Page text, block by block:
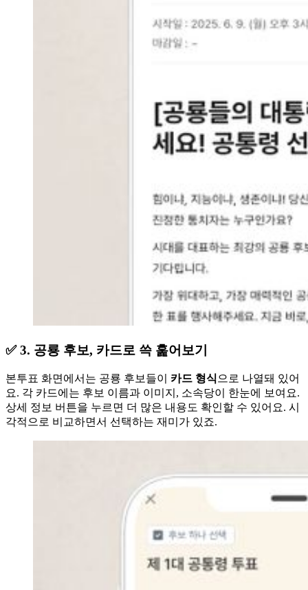
✅ 3. 공룡 후보, 카드로 쓱 훑어보기
본투표 화면에서는 공룡 후보들이 카드 형식 으로 나열돼 있어
요. 각 카드에는 후보 이름과 이미지, 소속당이 한눈에 보여요.
상세 정보 버튼을 누르면 더 많은 내용도 확인할 수 있어요. 시
각적으로 비교하면서 선택하는 재미가 있죠.